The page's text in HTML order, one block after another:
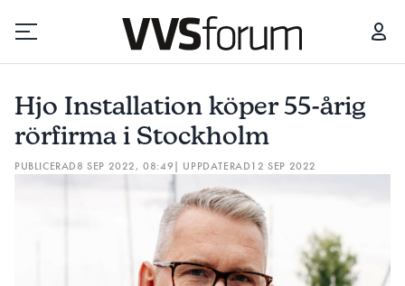
Prenumerera
Hantera prenumeration
Lediga jobb
Annonsera
Hjo Installation köper 55-årig
rörfirma i Stockholm
PUBLICERAD8 SEP 2022, 08:49| UPPDATERAD12 SEP 2022